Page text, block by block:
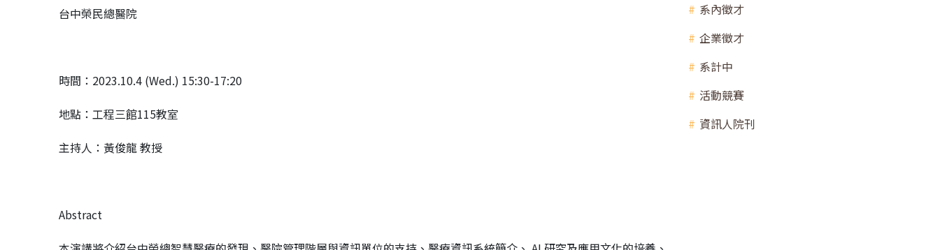
台中榮民總醫院
時間：2023.10.4 (Wed.) 15:30-17:20
地點：工程三館115教室
主持人：黃俊龍 教授
Abstract
系內徵才
企業徵才
系計中
活動競賽
資訊人院刊